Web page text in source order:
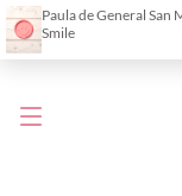
Demora